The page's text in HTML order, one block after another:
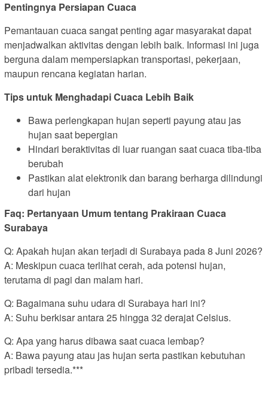
Pentingnya Persiapan Cuaca
Pemantauan cuaca sangat penting agar masyarakat dapat
menjadwalkan aktivitas dengan lebih baik. Informasi ini juga
berguna dalam mempersiapkan transportasi, pekerjaan,
maupun rencana kegiatan harian.
Tips untuk Menghadapi Cuaca Lebih Baik
Bawa perlengkapan hujan seperti payung atau jas
hujan saat bepergian
Hindari beraktivitas di luar ruangan saat cuaca tiba-tiba
berubah
Pastikan alat elektronik dan barang berharga dilindungi
dari hujan
Faq: Pertanyaan Umum tentang Prakiraan Cuaca
Surabaya
Q: Apakah hujan akan terjadi di Surabaya pada 8 Juni 2026?
A: Meskipun cuaca terlihat cerah, ada potensi hujan,
terutama di pagi dan malam hari.
Q: Bagaimana suhu udara di Surabaya hari ini?
A: Suhu berkisar antara 25 hingga 32 derajat Celsius.
Q: Apa yang harus dibawa saat cuaca lembap?
A: Bawa payung atau jas hujan serta pastikan kebutuhan
pribadi tersedia.***